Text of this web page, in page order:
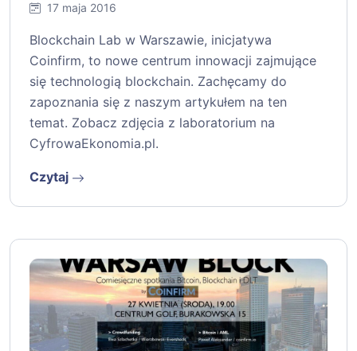
17 maja 2016
Blockchain Lab w Warszawie, inicjatywa
Coinfirm, to nowe centrum innowacji zajmujące
się technologią blockchain. Zachęcamy do
zapoznania się z naszym artykułem na ten
temat. Zobacz zdjęcia z laboratorium na
CyfrowaEkonomia.pl.
Czytaj